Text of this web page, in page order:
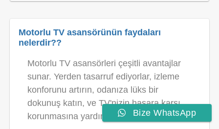
Motorlu TV asansörünün faydaları
nelerdir??
Motorlu TV asansörleri çeşitli avantajlar
sunar. Yerden tasarruf ediyorlar, izleme
konforunu artırın, odanıza lüks bir
dokunuş katın, ve TV'nizin hasara karşı
korunmasına yardımcı olun.Bize WhatsApp